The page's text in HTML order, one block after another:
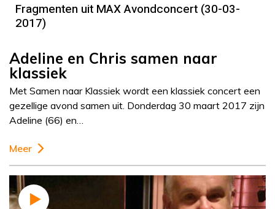
Fragmenten uit MAX Avondconcert (30-03-
2017)
Adeline en Chris samen naar
klassiek
Met Samen naar Klassiek wordt een klassiek concert een
gezellige avond samen uit. Donderdag 30 maart 2017 zijn
Adeline (66) en…
Meer